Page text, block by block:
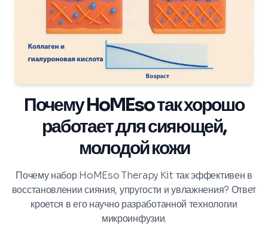
Почему HoMEso так хорошо
работает для сияющей,
молодой кожи
Почему набор HoMEso Therapy Kit так эффективен в
восстановлении сияния, упругости и увлажнения? Ответ
кроется в его научно разработанной технологии
микроинфузии.